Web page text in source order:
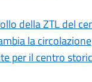
della ZTL del
la circolazione
per il centro